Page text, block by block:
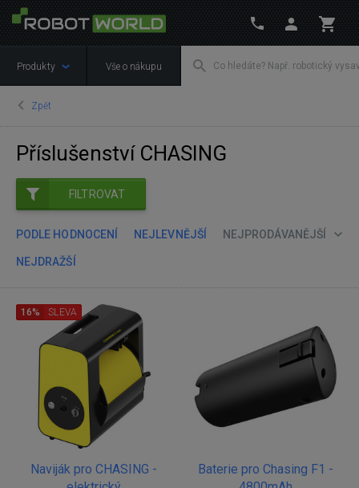
Produkty Vše o nákupu
Zpět
Příslušenství CHASING
FILTROVAT
PODLE HODNOCENÍ NEJLEVNĚJŠÍ NEJPRODÁVANĚJŠÍ
NEJDRAŽŠÍ
Naviják pro CHASING -
16% SLEVA
Baterie pro Chasing F1 -